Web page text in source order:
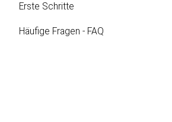
Erste Schritte
Häufige Fragen - FAQ